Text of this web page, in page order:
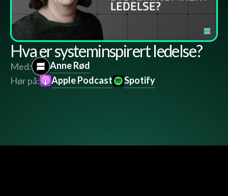
Hva er systeminspirert ledelse?
Med:
Anne Rød
Hør på:
Apple Podcast Spotify